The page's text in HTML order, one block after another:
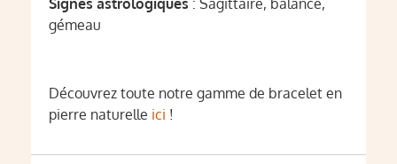
Signes astrologiques : Sagittaire, balance,
gémeau
Découvrez toute notre gamme de bracelet en
pierre naturelle ici !